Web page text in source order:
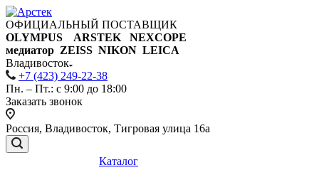
ОФИЦИАЛЬНЫЙ ПОСТАВЩИК
OLYMPUS ARSTEK NEXCOPE
медиатор ZEISS NIKON LEICA
Владивосток
+7 (423) 249-22-38
Пн. – Пт.: с 9:00 до 18:00
Заказать звонок
Россия, Владивосток, Тигровая улица 16а
Каталог